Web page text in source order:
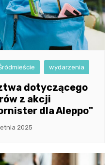
wydarzenia
dotyczącego
z akcji
dla Aleppo"
2025